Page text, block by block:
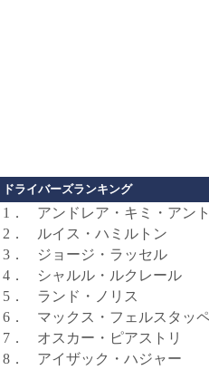
ドライバーズランキング
1． アンドレア・キミ・アン
2．
ルイス・ハミルトン
3．
ジョージ・ラッセル
4．
シャルル・ルクレール
5．
ランド・ノリス
6．
マックス・フェルスタッ
7．
オスカー・ピアストリ
8．
アイザック・ハジャー